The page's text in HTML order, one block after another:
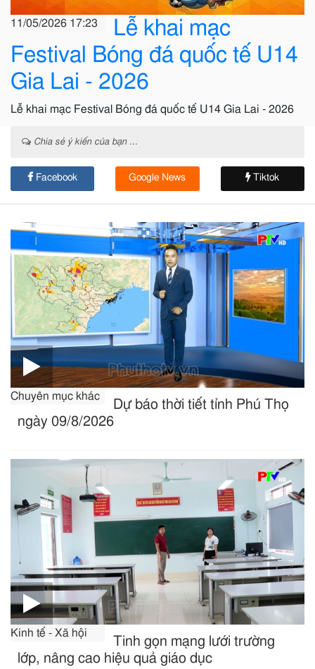
11/05/2026 17:23
Lễ khai mạc
Festival Bóng đá quốc tế U14
Gia Lai - 2026
Lễ khai mạc Festival Bóng đá quốc tế U14 Gia Lai - 2026
Chia sẻ ý kiến của bạn ...
Facebook Google News Tiktok
Chuyên mục khác
Dự báo thời tiết tỉnh Phú Thọ
ngày 09/8/2026
Kinh tế - Xã hội
Tinh gọn mạng lưới trường
lớp, nâng cao hiệu quả giáo dục